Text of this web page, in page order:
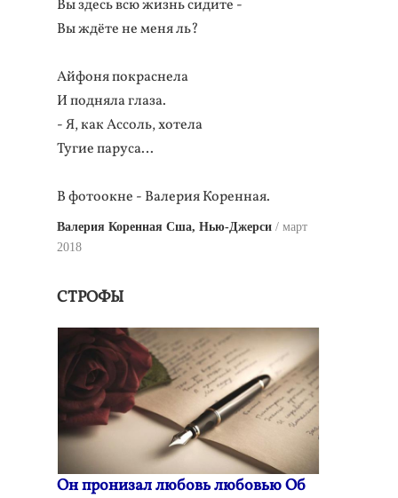
Вы здесь всю жизнь сидите -
Вы ждёте не меня ль?
Айфоня покраснела
И подняла глаза.
- Я, как Ассоль, хотела
Тугие паруса…
В фотоокне - Валерия Коренная.
Валерия Коренная Сша, Нью-Джерси
март
2018
СТРОФЫ
Он пронизал любовь любовью Об